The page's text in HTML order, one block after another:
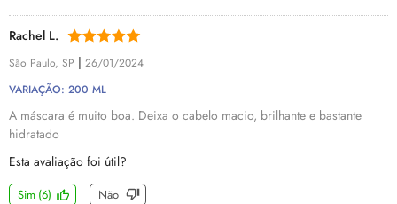
Rachel L.
São Paulo, SP | 26/01/2024
VARIAÇÃO: 200 ML
A máscara é muito boa. Deixa o cabelo macio, brilhante e bastante
hidratado
Esta avaliação foi útil?
Sim (6) Não